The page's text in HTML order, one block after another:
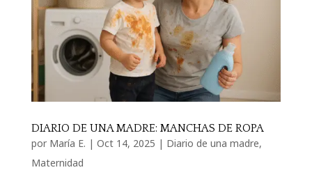
DIARIO DE UNA MADRE: MANCHAS DE ROPA
por María E. | Oct 14, 2025 | Diario de una madre,
Maternidad